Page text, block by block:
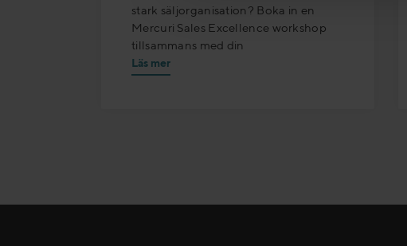
stark säljorganisation? Boka in en
Mercuri Sales Excellence workshop
tillsammans med din
Läs mer